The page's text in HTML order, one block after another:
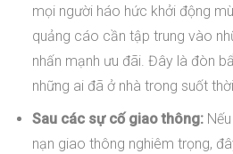
mọi người háo hức khởi động
quảng cáo cần tập trung vào
nhấn mạnh ưu đãi. Đây là đòn
những ai đã ở nhà trong suốt
Sau các sự cố giao thông:Nếu
nạn giao thông nghiêm trọng,